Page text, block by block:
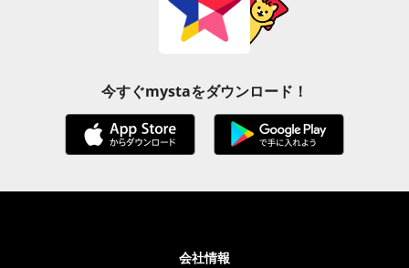
今すぐmystaをダウンロード！
会社情報